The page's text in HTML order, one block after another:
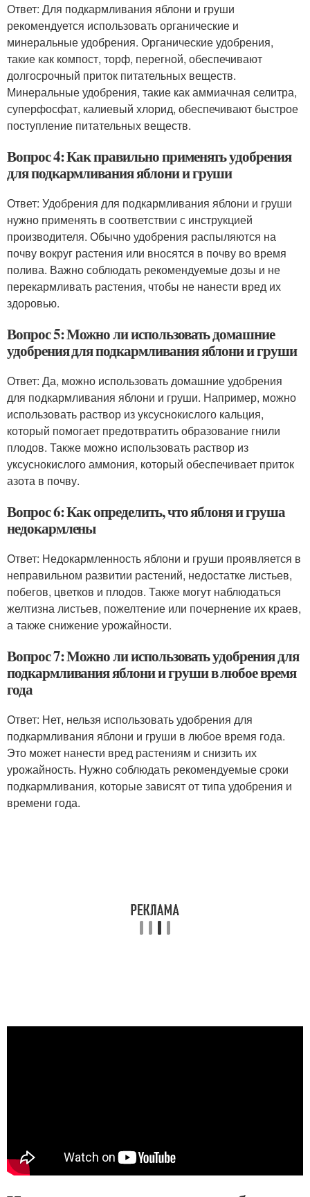
Ответ: Для подкармливания яблони и груши
рекомендуется использовать органические и
минеральные удобрения. Органические удобрения,
такие как компост, торф, перегной, обеспечивают
долгосрочный приток питательных веществ.
Минеральные удобрения, такие как аммиачная селитра,
суперфосфат, калиевый хлорид, обеспечивают быстрое
поступление питательных веществ.
Вопрос 4: Как правильно применять удобрения
для подкармливания яблони и груши
Ответ: Удобрения для подкармливания яблони и груши
нужно применять в соответствии с инструкцией
производителя. Обычно удобрения распыляются на
почву вокруг растения или вносятся в почву во время
полива. Важно соблюдать рекомендуемые дозы и не
перекармливать растения, чтобы не нанести вред их
здоровью.
Вопрос 5: Можно ли использовать домашние
удобрения для подкармливания яблони и груши
Ответ: Да, можно использовать домашние удобрения
для подкармливания яблони и груши. Например, можно
использовать раствор из уксуснокислого кальция,
который помогает предотвратить образование гнили
плодов. Также можно использовать раствор из
уксуснокислого аммония, который обеспечивает приток
азота в почву.
Вопрос 6: Как определить, что яблоня и груша
недокармлены
Ответ: Недокармленность яблони и груши проявляется в
неправильном развитии растений, недостатке листьев,
побегов, цветков и плодов. Также могут наблюдаться
желтизна листьев, пожелтение или почернение их краев,
а также снижение урожайности.
Вопрос 7: Можно ли использовать удобрения для
подкармливания яблони и груши в любое время
года
Ответ: Нет, нельзя использовать удобрения для
подкармливания яблони и груши в любое время года.
Это может нанести вред растениям и снизить их
урожайность. Нужно соблюдать рекомендуемые сроки
подкармливания, которые зависят от типа удобрения и
времени года.